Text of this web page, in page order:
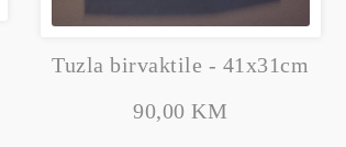
Tuzla birvaktile - 41x31cm
90,00 KM